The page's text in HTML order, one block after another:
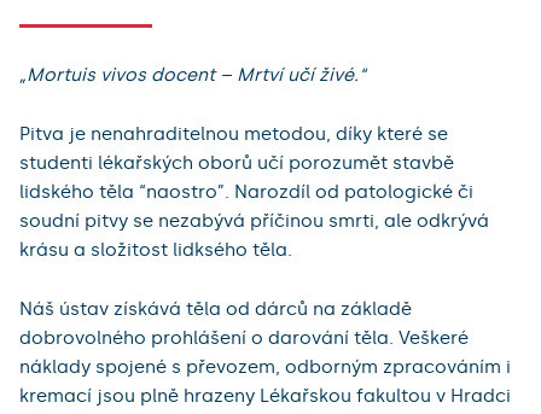
„Mortuis vivos docent – Mrtví učí živé.“
Pitva je nenahraditelnou metodou, díky které se
studenti lékařských oborů učí porozumět stavbě
lidského těla “naostro”. Narozdíl od patologické či
soudní pitvy se nezabývá příčinou smrti, ale odkrývá
krásu a složitost lidksého těla.
Náš ústav získává těla od dárců na základě
dobrovolného prohlášení o darování těla. Veškeré
náklady spojené s převozem, odborným zpracováním i
kremací jsou plně hrazeny Lékařskou fakultou v Hradci